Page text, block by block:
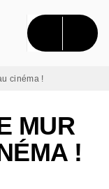
cinéma !
MUR
!